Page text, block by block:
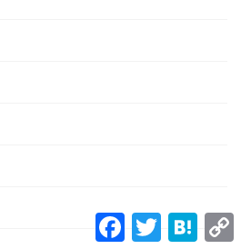
FacebookTwitter Hatena